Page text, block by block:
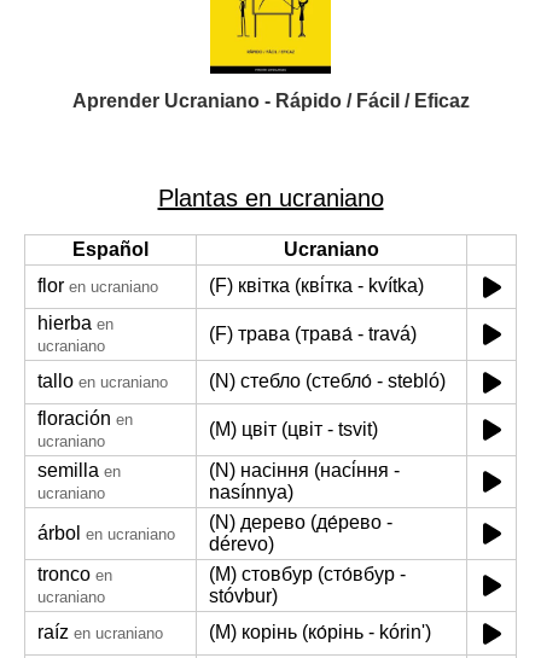
Aprender Ucraniano - Rápido / Fácil / Eficaz
Plantas en ucraniano
Español
Ucraniano
flor en ucraniano
(F) квітка (кві́тка - kvítka)
hierba en
ucraniano
(F) трава (трава́ - travá)
tallo en ucraniano
(N) стебло (стебло́ - stebló)
floración en
ucraniano
(M) цвіт (цвіт - tsvit)
semilla en
ucraniano
(N) насіння (насі́ння -
nasínnya)
árbol en ucraniano
(N) дерево (де́рево -
dérevo)
tronco en
ucraniano
(M) стовбур (сто́вбур -
stóvbur)
raíz en ucraniano (M) корінь (ко́рінь - kórinʹ)